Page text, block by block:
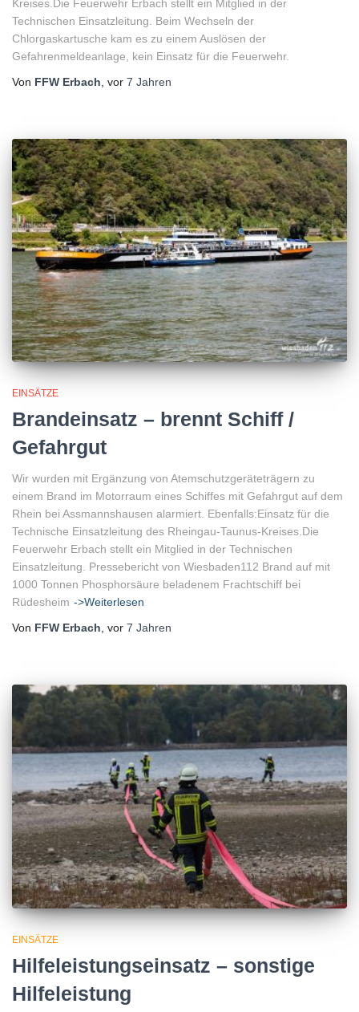
Kreises.Die Feuerwehr Erbach stellt ein Mitglied in der
Technischen Einsatzleitung. Beim Wechseln der
Chlorgaskartusche kam es zu einem Auslösen der
Gefahrenmeldeanlage, kein Einsatz für die Feuerwehr.
Von FFW Erbach , vor 7 Jahren
EINSÄTZE
Brandeinsatz – brennt Schiff /
Gefahrgut
Wir wurden mit Ergänzung von Atemschutzgeräteträgern zu
einem Brand im Motorraum eines Schiffes mit Gefahrgut auf dem
Rhein bei Assmannshausen alarmiert. Ebenfalls:Einsatz für die
Technische Einsatzleitung des Rheingau-Taunus-Kreises.Die
Feuerwehr Erbach stellt ein Mitglied in der Technischen
Einsatzleitung. Pressebericht von Wiesbaden112 Brand auf mit
1000 Tonnen Phosphorsäure beladenem Frachtschiff bei
Rüdesheim ->Weiterlesen
Von FFW Erbach, vor 7 Jahren
EINSÄTZE
Hilfeleistungseinsatz – sonstige
Hilfeleistung